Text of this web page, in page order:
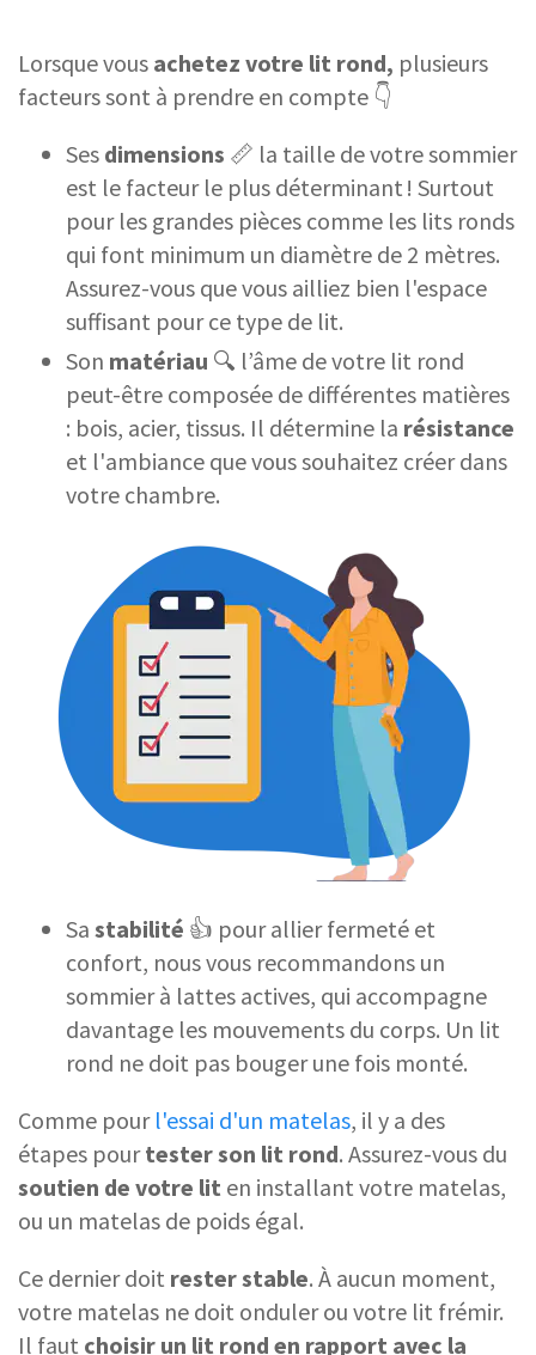
Lorsque vous achetez votre lit rond, plusieurs
facteurs sont à prendre en compte 👇
Ses dimensions 📏 la taille de votre sommier
est le facteur le plus déterminant ! Surtout
pour les grandes pièces comme les lits ronds
qui font minimum un diamètre de 2 mètres.
Assurez-vous que vous ailliez bien l'espace
suffisant pour ce type de lit.
Son matériau 🔍 l’âme de votre lit rond
peut-être composée de différentes matières
: bois, acier, tissus. Il détermine la résistance
et l'ambiance que vous souhaitez créer dans
votre chambre.
Sa stabilité 👍 pour allier fermeté et
confort, nous vous recommandons un
sommier à lattes actives, qui accompagne
davantage les mouvements du corps. Un lit
rond ne doit pas bouger une fois monté.
Comme pour l'essai d'un matelas, il y a des
étapes pourtester son lit rond. Assurez-vous du
soutien de votre lit en installant votre matelas,
ou un matelas de poids égal.
Ce dernier doit rester stable. À aucun moment,
votre matelas ne doit onduler ou votre lit frémir.
Il faut choisir un lit rond en rapport avec la